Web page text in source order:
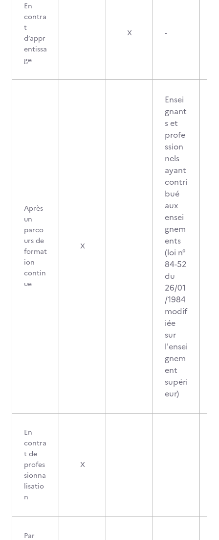
En
contra
t
d’appr
entissa
ge
X -
Après
un
parco
urs de
format
ion
contin
ue
X
Ensei
gnant
s et
profe
ssion
nels
ayant
contri
bué
aux
ensei
gnem
ents
(loi n°
84-52
du
26/01
/1984
modif
iée
sur
l'ensei
gnem
ent
supéri
eur)
En
contra
t de
profes
sionna
lisatio
n
X
Par